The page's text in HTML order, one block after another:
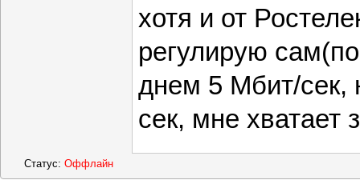
хотя и от
регулирую
днем 5 Мбит/сек,
сек, мне хватает
Статус: Оффлайн